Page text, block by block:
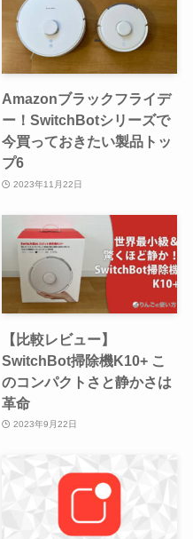
Amazonブラックフライデ
ー！SwitchBotシリーズで
今買っておきたい製品トッ
プ6
2023年11月22日
【比較レビュー】
SwitchBot掃除機K10+ こ
のコンパクトさと静かさは
革命
2023年9月22日